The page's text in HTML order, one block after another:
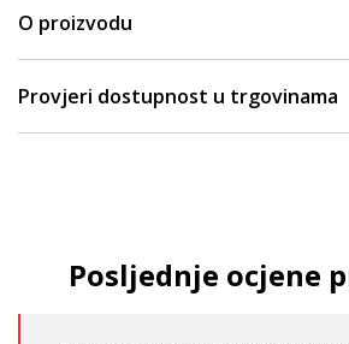
O proizvodu
Provjeri dostupnost u trgovinama
Posljednje ocjene